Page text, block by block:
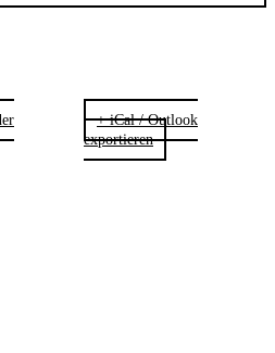
+ iCal / Outlook
exportieren